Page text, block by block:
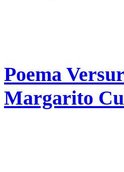
Poema
Margarito